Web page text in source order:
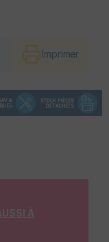
Imprimer
À